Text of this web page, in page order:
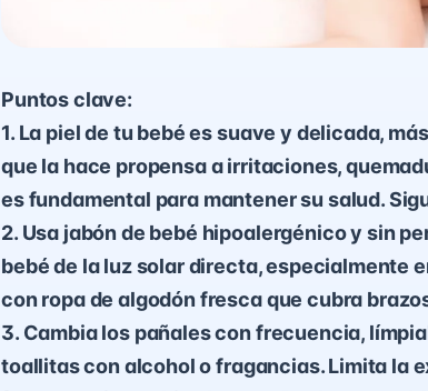
Puntos clave:
1. La piel de tu bebé es suave y delicada,
que la hace propensa a irritaciones,
es fundamental para mantener su salud.
2. Usa jabón de bebé hipoalergénico y sin
bebé de la luz solar directa, especialmente
con ropa de algodón fresca que cubra
3. Cambia los pañales con frecuencia,
toallitas con alcohol o fragancias. Limita la